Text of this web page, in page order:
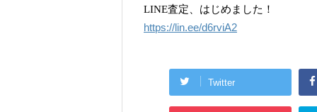
LINE査定、はじめました！
https://lin.ee/d6rviA2
Twitter